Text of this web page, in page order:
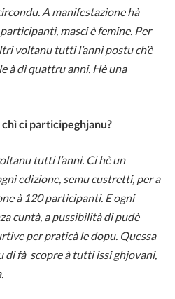
A manifestazione hà
masci è femine. Per
voltanu tutti l’anni postu ch’è
à dì quattru anni. Hè una
ci participeghjanu?
tutti l’anni. Ci hè un
edizione, semu custretti, per a
à 120 participanti. E ogni
cuntà, a pussibilità di pudè
per praticà le dopu. Quessa
di fà scopre à tutti issi ghjovani,